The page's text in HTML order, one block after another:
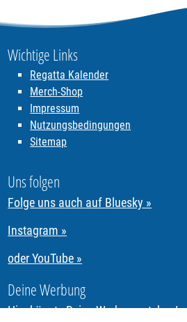
Wichtige Links
Regatta Kalender
Merch-Shop
Impressum
Nutzungsbedingungen
Sitemap
Uns folgen
Folge uns auch auf Bluesky »
Instagram »
oder YouTube »
Deine Werbung
Hier könnte Deine Werbung stehen!